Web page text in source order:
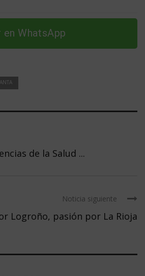
WhatsApp
de la Salud ...
Noticia siguiente
Logroño, pasión por La Rioja